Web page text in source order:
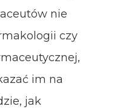
nie
czy
im na
jak